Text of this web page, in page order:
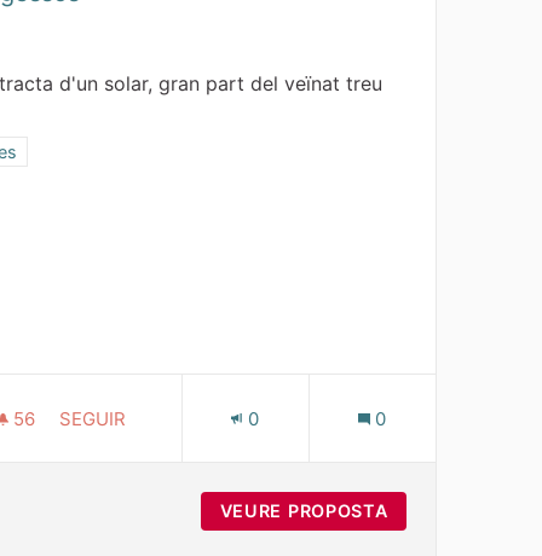
d'un solar, gran part del veïnat treu
Zones verdes i espais lliures
56 56 SEGUIDORES
SEGUIR 0 0
VEURE PROPOSTA